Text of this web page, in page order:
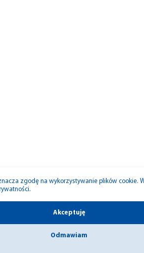
zgodę na wykorzystywanie plików cookie.
.
Akceptuję
Odmawiam